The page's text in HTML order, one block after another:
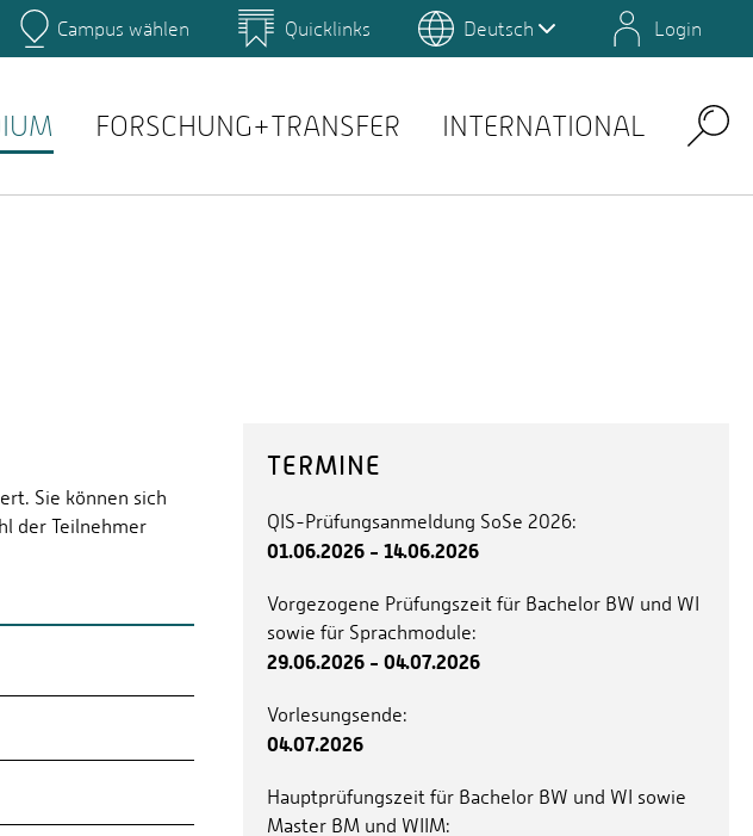
Hauptcampus Campus Gestaltung Umwelt-Campus Birkenfeld
Literatur: Hochschulbibliothek
Mensaplan: Studierendenwerk
Campus wählen Quicklinks Deutsch Login
FORSCHUNG+TRANSFER INTERNATIONAL Search
Sie können sich
der Teilnehmer
TERMINE
QIS-Prüfungsanmeldung SoSe 2026:
01.06.2026 - 14.06.2026
Vorgezogene Prüfungszeit für Bachelor BW und WI
sowie für Sprachmodule:
29.06.2026 - 04.07.2026
Vorlesungsende:
04.07.2026
Hauptprüfungszeit für Bachelor BW und WI sowie
Master BM und WIIM: